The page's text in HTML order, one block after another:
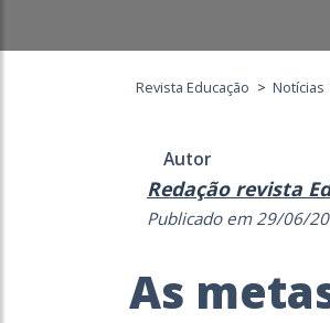
Revista Educação > Notícias
Autor
Redação revista
Publicado em 29/06/
As